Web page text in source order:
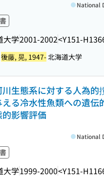
大学2001-2002<Y151-
National
後藤, 晃, 1947-北海道大学
川生態系に対する人為的
える冷水性魚類への遺伝
的影響評価
大学1999-2000<Y151-
National